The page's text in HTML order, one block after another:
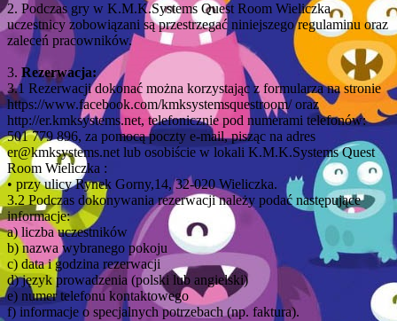
2. Podczas gry w K.M.K.Systems Quest Room Wieliczka
uczestnicy zobowiązani są przestrzegać niniejszego regulaminu oraz
zaleceń pracowników.
3. Rezerwacja:
3.1 Rezerwacji dokonać można korzystając z formularza na stronie
https://www.facebook.com/kmksystemsquestroom/ oraz
http://er.kmksystems.net, telefonicznie pod numerami telefonów:
501 779 896, za pomocą poczty e-mail, pisząc na adres
er@kmksystems.net lub osobiście w lokali K.M.K.Systems Quest
Room Wieliczka :
• przy ulicy Rynek Gorny,14, 32-020 Wieliczka.
3.2 Podczas dokonywania rezerwacji należy podać następujące
informacje:
a) liczba uczestników
b) nazwa wybranego pokoju
c) data i godzina rezerwacji
d) język prowadzenia (polski lub angielski)
e) numer telefonu kontaktowego
f) informacje o specjalnych potrzebach (np. faktura).